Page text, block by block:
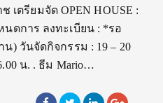
ตรียมจัด OPEN HOUSE :
นดการ ลงทะเบียน : *รอ
) วันจัดกิจกรรม : 19 – 20
น. . ธีม Mario…